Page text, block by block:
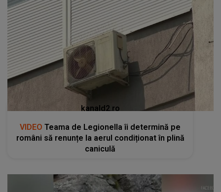
kanald2.ro
VIDEO Teama de Legionella îi determină pe
români să renunțe la aerul condiționat în plină
caniculă